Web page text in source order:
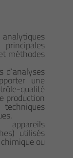
méthodes
d’analyses
une
qualité
production
utilisés
ou